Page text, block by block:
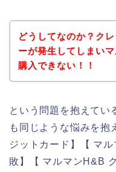
どうしてなのか？ク
ーが発生してしまい
購入できない！！
という問題を抱えてい
も同じような悩みを抱
ジットカード】【 マ
敗】【 マルマンH&B